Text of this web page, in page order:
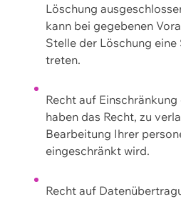
Löschung
kann bei gegebenen
Stelle der Löschung
treten.
Recht auf
haben das Recht, zu
Bearbeitung Ihrer
eingeschränkt wird.
Recht auf